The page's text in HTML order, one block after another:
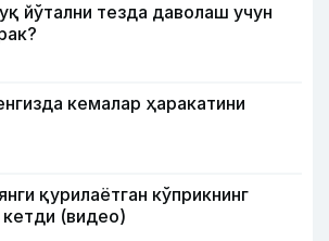
йўтални тезда даволаш учун
кемалар ҳаракатини
қурилаётган кўприкнинг
(видео)